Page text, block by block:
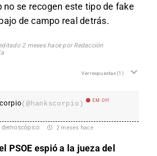
no se recogen este tipo de fake
de campo real detrás.
2 meses hace por Redacción
Ver respuestas(1)
(@hankscorpio) EM Off
demoscópico 2 meses hace
PSOE espió a la jueza del